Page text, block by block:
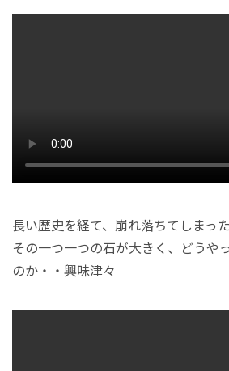
長い歴史を経て、崩れ落ちてしまっ
その一つ一つの石が大きく、どうや
のか・・興味津々